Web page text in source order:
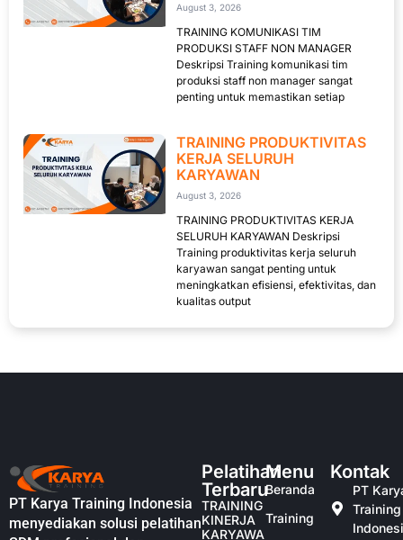
August 3, 2026
TRAINING KOMUNIKASI TIM
PRODUKSI STAFF NON MANAGER
Deskripsi Training komunikasi tim
produksi staff non manager sangat
penting untuk memastikan setiap
TRAINING PRODUKTIVITAS
KERJA SELURUH
KARYAWAN
August 3, 2026
TRAINING PRODUKTIVITAS KERJA
SELURUH KARYAWAN Deskripsi
Training produktivitas kerja seluruh
karyawan sangat penting untuk
meningkatkan efisiensi, efektivitas, dan
kualitas output
PT Karya Training Indonesia
menyediakan solusi pelatihan
Pelatihan
Terbaru
TRAINING
KINERJA
KARYAWAN
Menu
Beranda
Training
Kontak
PT
Training